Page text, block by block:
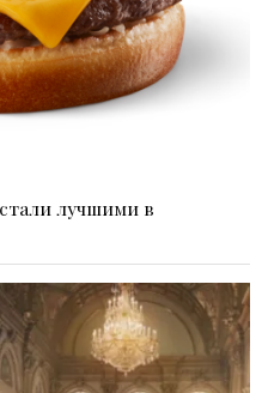
лучшими в